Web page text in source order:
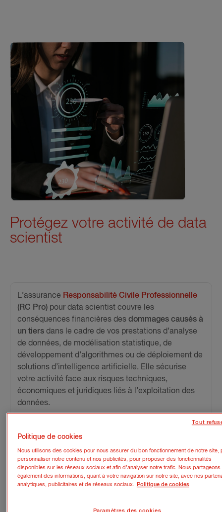
Protégez votre activité de data
scientist
L’assurance Responsabilité Civile Professionnelle
(RC Pro) pour data scientist couvre les
conséquences financières des dommages causés à
un tiers dans le cadre de vos prestations d’analyse
de données, de modélisation statistique, de
développement d’algorithmes ou de déploiement de
solutions d’intelligence artificielle. Elle sécurise
votre activité face aux risques techniques,
économiques et juridiques liés à l’exploitation des
données.
Politique de cookies
Nous utilisons des cookies pour nous assurer du bon fonctionnement de notre site,
personnaliser notre contenu et nos publicités, pour proposer des fonctionnalités
disponibles sur les réseaux sociaux et afin d’analyser notre trafic. Nous partageons
également des informations, quant à votre navigation sur notre site, avec nos
analytiques, publicitaires et de réseaux sociaux. Politique de cookies
Tout